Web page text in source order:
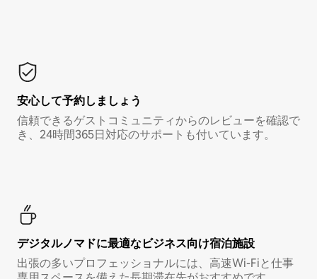
安心して予約しましょう
信頼できるゲストコミュニティからのレビューを確認で
き、24時間365日対応のサポートも付いています。
デジタルノマド⁠に最⁠適⁠なビ⁠ジ⁠ネ⁠ス⁠向⁠け宿⁠泊⁠施⁠設
出張の多いプロフェッショナルには、高速Wi-Fiと仕事